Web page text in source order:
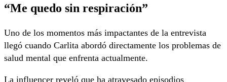
“Me quedo sin respiración”
Uno de los momentos más impactantes de la entrevista
llegó cuando Carlita abordó directamente los problemas de
salud mental que enfrenta actualmente.
La influencer reveló que ha atravesado episodios